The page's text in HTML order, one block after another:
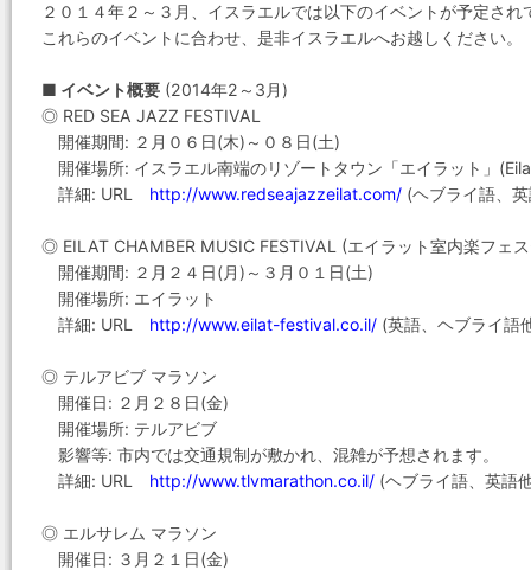
２０１４年２～３月、イスラエルでは以下のイベントが予定され
これらのイベントに合わせ、是非イスラエルへお越しください。
■ イベント概要 (2014年2～3月)
◎ RED SEA JAZZ FESTIVAL
開催期間: ２月０６日(木)～０８日(土)
開催場所: イスラエル南端のリゾートタウン「エイラット」
詳細: URL http://www.redseajazzeilat.com/ (ヘブライ語、
◎ EILAT CHAMBER MUSIC FESTIVAL (エイラット室内楽フェ
開催期間: ２月２４日(月)～３月０１日(土)
開催場所: エイラット
詳細: URL http://www.eilat-festival.co.il/ (英語、ヘブライ語
◎ テルアビブ マラソン
開催日: ２月２８日(金)
開催場所: テルアビブ
影響等: 市内では交通規制が敷かれ、混雑が予想されます。
詳細: URL http://www.tlvmarathon.co.il/ (ヘブライ語、英語
◎ エルサレム マラソン
開催日: ３月２１日(金)